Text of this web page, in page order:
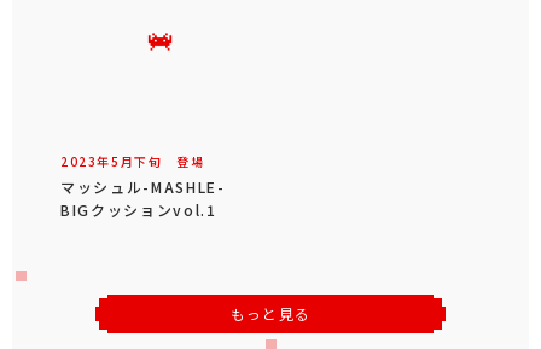
2023年5 月下旬 登場
マッシュル-MASHLE-
BIGクッションvol.1
もっと見る